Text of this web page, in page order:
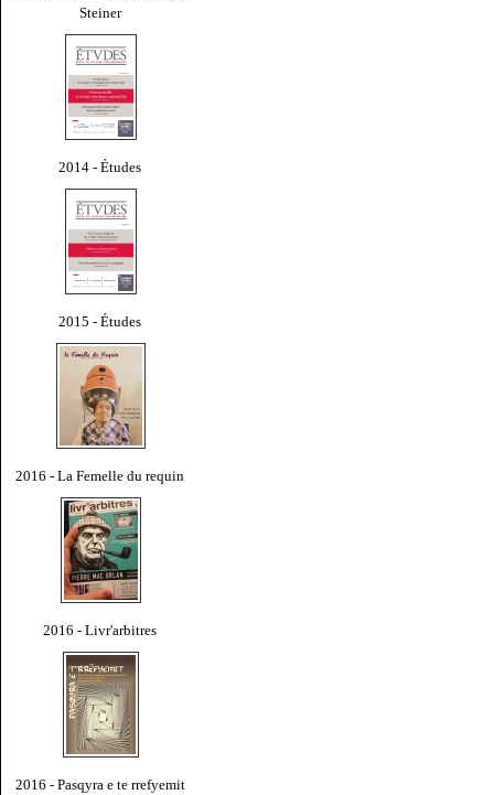
Steiner
2014 - Études
2015 - Études
2016 - La Femelle du requin
2016 - Livr'arbitres
2016 - Pasqyra e te rrefyemit